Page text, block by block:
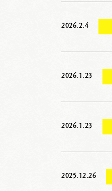
2026.2.4
2026.1.23
2026.1.23
2025.12.26